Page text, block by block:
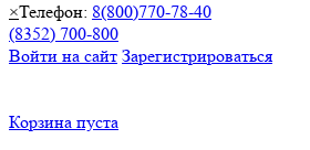
×Телефон: 8(800)770-78-40
(8352) 700-800
Войти на сайт Зарегистрироваться
Корзина пуста